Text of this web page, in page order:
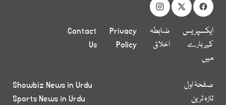
ایکسپریس
کے بارے
میں
ضابطہ
اخلاق
Privacy
Policy
Contact
Us
صفحۂ اول
تازہ ترین
Showbiz News in Urdu
Sports News in Urdu